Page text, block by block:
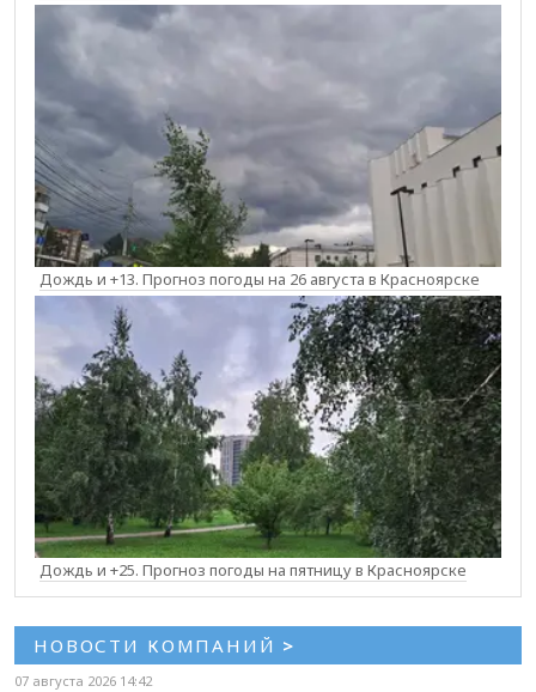
Дождь и +13. Прогноз погоды на 26 августа в Красноярске
Дождь и +25. Прогноз погоды на пятницу в Красноярске
НОВОСТИ КОМПАНИЙ >
07 августа 2026 14:42